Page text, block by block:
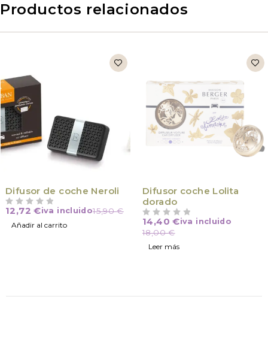
Productos relacionados
Difusor de coche Neroli
15,90€
12,72€iva incluido
Añadir al carrito
VÍCTIMA DE SU ÉXITO
Difusor coche Lolita
dorado
18,00€
14,40€iva incluido
Leer más